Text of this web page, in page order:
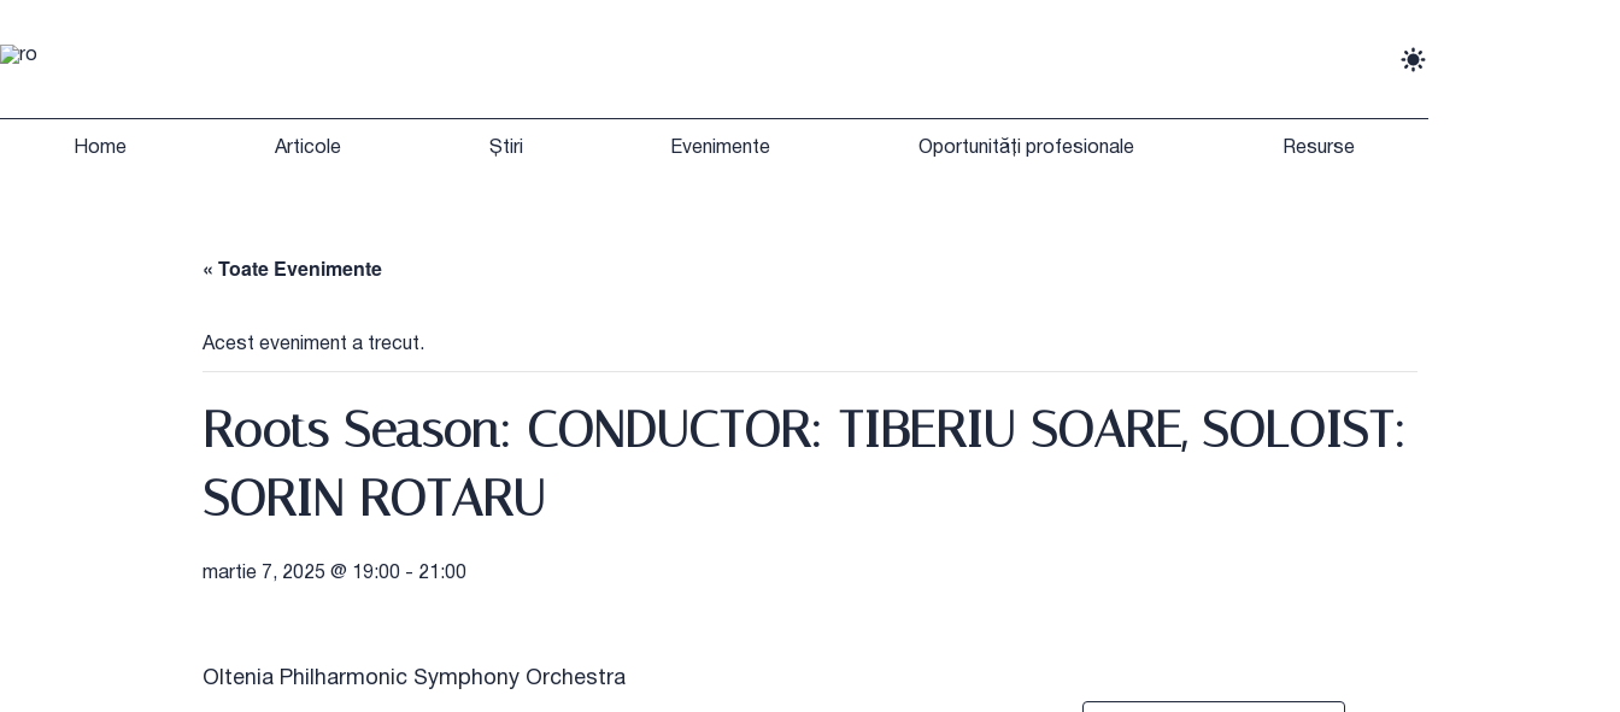
Home Articole Știri Evenimente Oportunități profesionale Resurse
« Toate Evenimente
Acest eveniment a trecut.
Roots Season: CONDUCTOR: TIBERIU SOARE, SOLOIST:
SORIN ROTARU
martie 7, 2025 @ 19:00 - 21:00
Oltenia Philharmonic Symphony Orchestra